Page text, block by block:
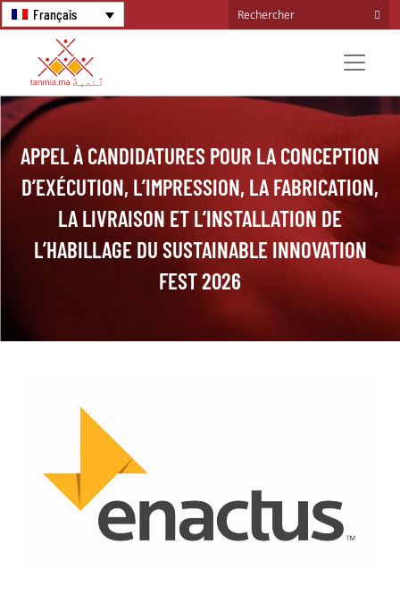
Français
APPEL À CANDIDATURES POUR LA CONCEPTION
D’EXÉCUTION, L’IMPRESSION, LA FABRICATION,
LA LIVRAISON ET L’INSTALLATION DE
L’HABILLAGE DU SUSTAINABLE INNOVATION
FEST 2026